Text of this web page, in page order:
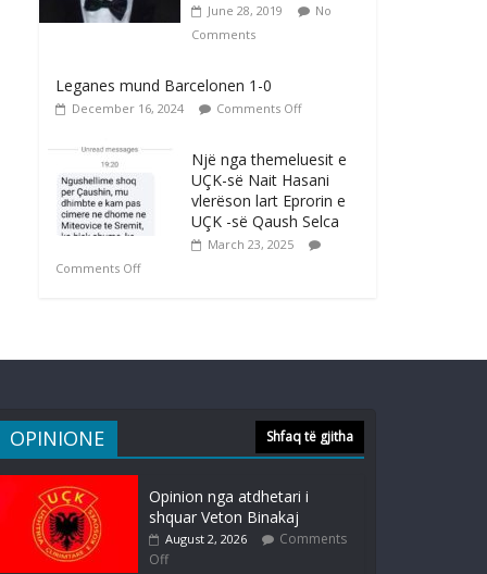
June 28, 2019
No
Comments
Leganes mund Barcelonen 1-0
December 16, 2024 Comments Off
Një nga themeluesit e
UÇK-së Nait Hasani
vlerëson lart Eprorin e
UÇK -së Qaush Selca
March 23, 2025
Comments Off
OPINIONE Shfaq të gjitha
Opinion nga atdhetari i
shquar Veton Binakaj
August 2, 2026
Comments
Off